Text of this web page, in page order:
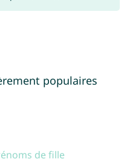
populaires
de fille